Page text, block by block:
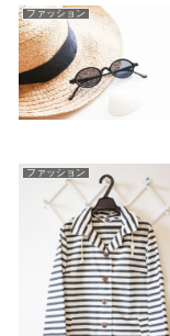
ファッション
ファッション